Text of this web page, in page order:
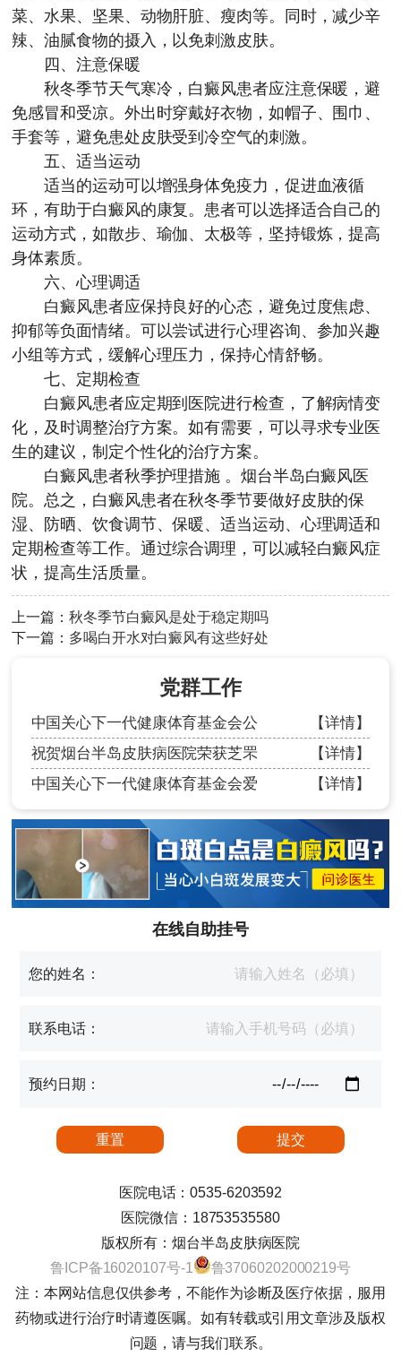
菜、水果、坚果、动物肝脏、瘦肉等。同时，减少辛
辣、油腻食物的摄入，以免刺激皮肤。
四、注意保暖
秋冬季节天气寒冷，白癜风患者应注意保暖，避
免感冒和受凉。外出时穿戴好衣物，如帽子、围巾、
手套等，避免患处皮肤受到冷空气的刺激。
五、适当运动
适当的运动可以增强身体免疫力，促进血液循
环，有助于白癜风的康复。患者可以选择适合自己的
运动方式，如散步、瑜伽、太极等，坚持锻炼，提高
身体素质。
六、心理调适
白癜风患者应保持良好的心态，避免过度焦虑、
抑郁等负面情绪。可以尝试进行心理咨询、参加兴趣
小组等方式，缓解心理压力，保持心情舒畅。
七、定期检查
白癜风患者应定期到医院进行检查，了解病情变
化，及时调整治疗方案。如有需要，可以寻求专业医
生的建议，制定个性化的治疗方案。
白癜风患者秋季护理措施 。 烟台半岛白癜风医
院。总之，白癜风患者在秋冬季节要做好皮肤的保
湿、防晒、饮食调节、保暖、适当运动、心理调适和
定期检查等工作。通过综合调理，可以减轻白癜风症
状，提高生活质量。
上一篇：秋冬季节白癜风是处于稳定期吗
下一篇： 多喝白开水对白癜风有这些好处
党群工作
中国关心下一代健康体育基金会公
【详情】
祝贺烟台半岛皮肤病医院荣获芝罘
【详情】
中国关心下一代健康体育基金会爱
【详情】
在线自助挂号
您的姓名：
联系电话：
预约日期：
医院电话：0535-6203592
医院微信：18753535580
版权所有：烟台半岛皮肤病医院
鲁ICP备16020107号-1
鲁37060202000219号
注：本网站信息仅供参考，不能作为诊断及医疗依据，服用
药物或进行治疗时请遵医嘱。如有转载或引用文章涉及版权
问题，请与我们联系。